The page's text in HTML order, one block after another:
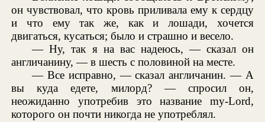
он чувствовал, что кровь приливала ему к сердцу
и что ему так же, как и лошади, хочется
двигаться, кусаться; было и страшно и весело.
— Ну, так я на вас надеюсь, — сказал он
англичанину, — в шесть с половиной на месте.
— Все исправно, — сказал англичанин. — А
вы куда едете, милорд? — спросил он,
неожиданно употребив это название my-Lord,
которого он почти никогда не употреблял.